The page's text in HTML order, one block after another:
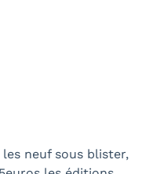
neuf sous blister,